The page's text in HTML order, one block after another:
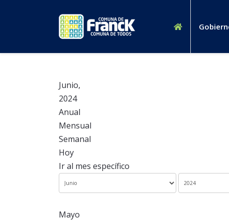
Junio,
2024
Anual
Mensual
Semanal
Hoy
Ir al mes específico
Mayo